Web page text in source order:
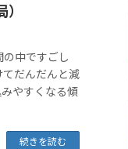
中ですごし
だんだんと減
やすくなる傾
続きを読む